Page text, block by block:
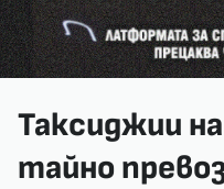
Таксиджии
тайно